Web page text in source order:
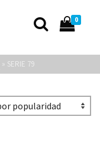
0
» SERIE 79